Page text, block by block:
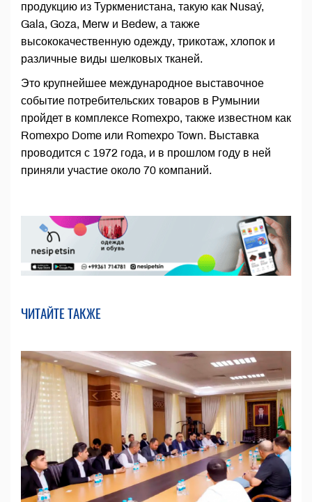
продукцию из Туркменистана, такую как Nusaý,
Gala, Goza, Merw и Bedew, а также
высококачественную одежду, трикотаж, хлопок и
различные виды шелковых тканей.
Это крупнейшее международное выставочное
событие потребительских товаров в Румынии
пройдет в комплексе Romexpo, также известном как
Romexpo Dome или Romexpo Town. Выставка
проводится с 1972 года, и в прошлом году в ней
приняли участие около 70 компаний.
ЧИТАЙТЕ ТАКЖЕ